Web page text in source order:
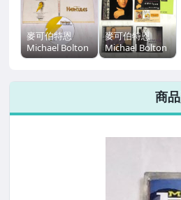
麥可伯特恩
Michael Bolton
1997 迪士尼 大
電影原聲帶 滾石
CD
麥可伯特恩
Michael Bolton
2002 鐵漢柔情
Like You 魔岩唱
片台灣紙盒版
CD+VCD 附歌詞
宣傳DM回函卡
商